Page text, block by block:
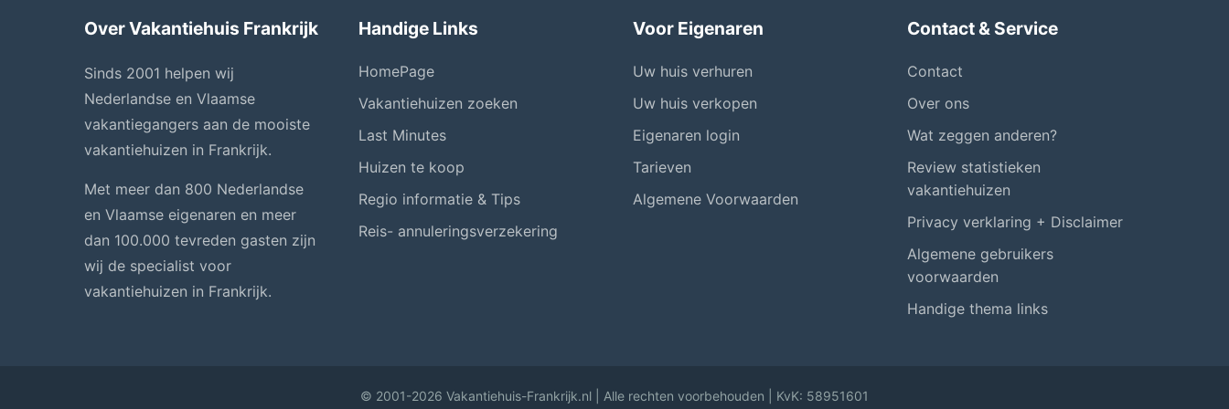
Over Vakantiehuis Frankrijk
Sinds 2001 helpen wij
Nederlandse en Vlaamse
vakantiegangers aan de mooiste
vakantiehuizen in Frankrijk.
Met meer dan 800 Nederlandse
en Vlaamse eigenaren en meer
dan 100.000 tevreden gasten zijn
wij de specialist voor
vakantiehuizen in Frankrijk.
Handige Links
HomePage
Vakantiehuizen zoeken
Last Minutes
Huizen te koop
Regio informatie & Tips
Reis- annuleringsverzekering
Voor Eigenaren
Uw huis verhuren
Uw huis verkopen
Eigenaren login
Tarieven
Algemene Voorwaarden
Contact & Service
Contact
Over ons
Wat zeggen anderen?
Review statistieken
vakantiehuizen
Privacy verklaring + Disclaimer
Algemene gebruikers
voorwaarden
Handige thema links
© 2001-2026 Vakantiehuis-Frankrijk.nl | Alle rechten voorbehouden | KvK: 58951601